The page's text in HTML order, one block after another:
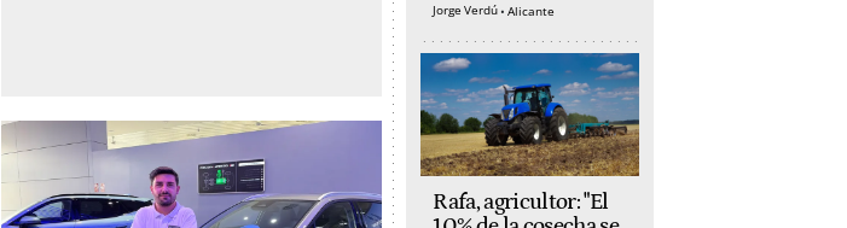
Jorge Verdú Alicante
Rafa, agricultor: "El